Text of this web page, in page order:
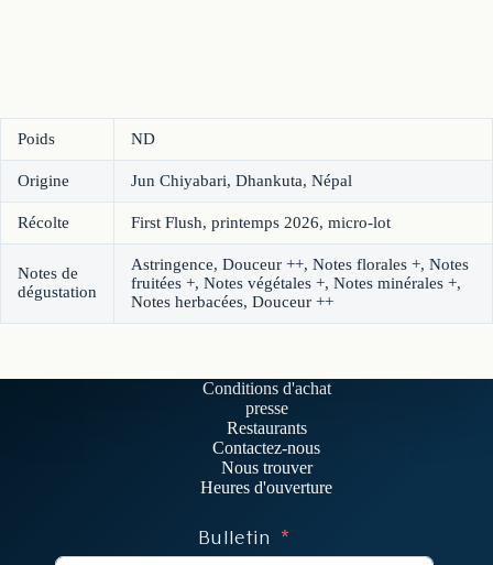
Poids ND
Origine Jun Chiyabari, Dhankuta, Népal
Récolte First Flush, printemps 2026, micro-lot
Notes de
dégustation
Astringence, Douceur ++, Notes florales +, Notes
fruitées +, Notes végétales +, Notes minérales +,
Notes herbacées, Douceur ++
Conditions d'achat
presse
Restaurants
Contactez-nous
Nous trouver
Heures d'ouverture
Bulletin